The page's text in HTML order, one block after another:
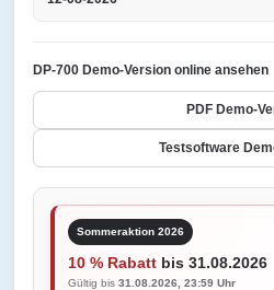
DP-700 Demo-Version online ansehen
PDF Demo-
Testsoftware
Sommeraktion 2026
10 % Rabatt bis 31.08.2026
Gültig bis 31.08.2026, 23:59 Uhr